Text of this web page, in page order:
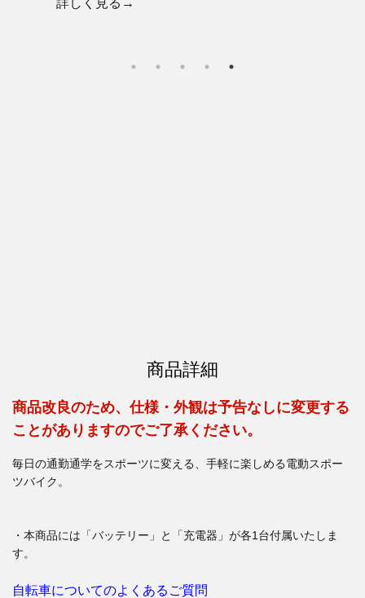
商品詳細
商品改良のため、仕様・外観は予告なしに変更する
ことがありますのでご了承ください。
毎日の通勤通学をスポーツに変える、手軽に楽しめる電動スポー
ツバイク。
・本商品には「バッテリー」と「充電器」が各1台付属いたしま
す。
自転車についてのよくあるご質問